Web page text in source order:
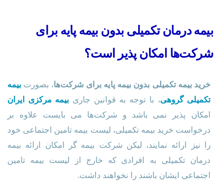
بیمه درمان تکمیلی بدون بیمه پایه برای
شرکت‌ها امکان پذیر است؟
خرید بیمه تکمیلی بدون بیمه پایه برای شرکت‌ها، بصورت بیمه
تکمیلی گروهی، با توجه به قوانین جاری بیمه مرکزی ایران
امکان پذیر نمی باشد و شرکت‌ها می بایست علاوه بر
درخواست خرید بیمه تکمیلی، لیست بیمه تامین اجتماعی خود
را نیز ارائه نمایند، لیکن شرکت بیمه گر امکان ارائه بیمه
درمان تکمیلی به افرادی که خارج از لیست بیمه تامین
اجتماعی ایشان باشند را نخواهند داشت.